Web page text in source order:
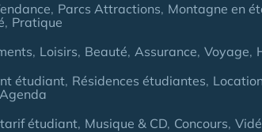
Parcs Attractions Montagne en
Pratique
Loisirs Beauté Assurance Voyage
étudiant Résidences étudiantes
Agenda
étudiant Musique & CD Concours